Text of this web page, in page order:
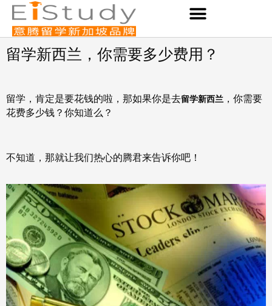
Skip
content
留学新西兰，你需要多少费用？
留学，肯定是要花钱的啦，那如果你是去留学新西兰 ，你需要
花费多少钱？你知道么？
不知道，那就让我们热心的腾君来告诉你吧！